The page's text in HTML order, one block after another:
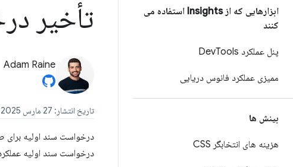
ابزارهایی که از Insights استفاده می
کنند
پنل عملکرد Dev Tools
ممیزی عملکرد فانوس دریایی
بینش ها
هزینه های انتخابگر CSS
تأخیر
Adam Raine
تاریخ انتشار: 27 مارس 2025
درخواست سند اولیه
درخواست سند اولیه